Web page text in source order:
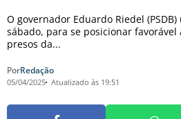
O governador Eduardo Riedel
sábado, para se posicionar
presos da...
PorRedação
05/04/2025 Atualizado às 19:51